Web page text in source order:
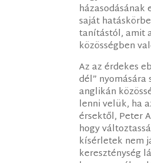
saját
tanítástól, amit
közösségben
Az az érdekes
dél”
anglikán
lenni velük, ha
érsektől, Peter
hogy
kísérletek nem
kereszténység